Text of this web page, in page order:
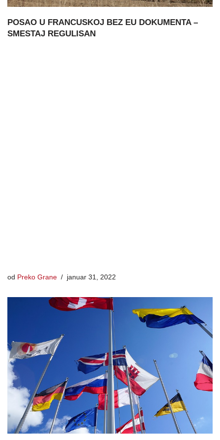
POSAO U FRANCUSKOJ BEZ EU DOKUMENTA –
SMESTAJ REGULISAN
od Preko Grane januar 31, 2022